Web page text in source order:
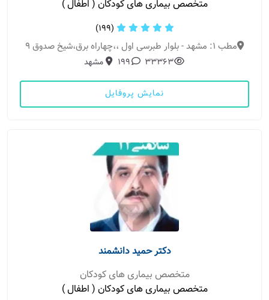
متخصص بیماری های کودکان ( اطفال )
(199)
مطب 1: مشهد - بلوار طبرسی اول ،،چهاراه برق،شیخ صدوق 9
33363
199 مشهد
نمایش پروفایل
دکتر حمید دانشمند
متخصص بیماری های کودکان
متخصص بیماری های کودکان ( اطفال )